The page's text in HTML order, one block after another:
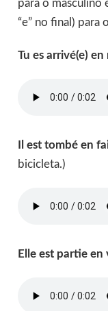
para o masculino
“e” no final) para
Tu es arrivé(e) en
Il est tombé en
bicicleta.)
Elle est partie en